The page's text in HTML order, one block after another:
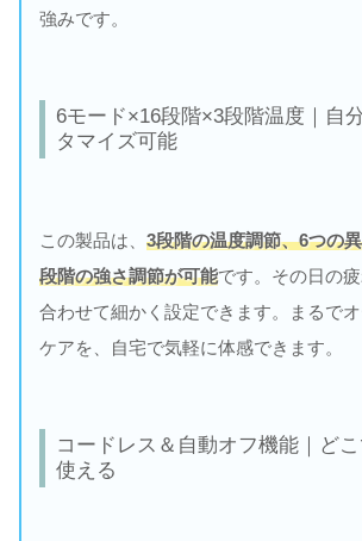
強みです。
6モード×16段階×3段階温度｜自
タマイズ可能
この製品は、 3段階の温度調節、6つの
段階の強さ調節が可能です。その日の
合わせて細かく設定できます。まるで
ケアを、自宅で気軽に体感できます。
コードレス＆自動オフ機能｜ど
使える